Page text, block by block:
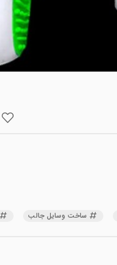
ساخت وسایل جالب